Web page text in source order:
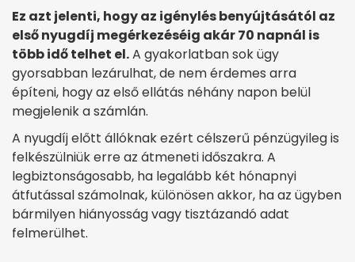
Ez azt jelenti, hogy az igénylés benyújtásától az
első nyugdíj megérkezéséig akár 70 napnál is
több idő telhet el.A gyakorlatban sok ügy
gyorsabban lezárulhat, de nem érdemes arra
építeni, hogy az első ellátás néhány napon belül
megjelenik a számlán.
A nyugdíj előtt állóknak ezért célszerű pénzügyileg is
felkészülniük erre az átmeneti időszakra. A
legbiztonságosabb, ha legalább két hónapnyi
átfutással számolnak, különösen akkor, ha az ügyben
bármilyen hiányosság vagy tisztázandó adat
felmerülhet.